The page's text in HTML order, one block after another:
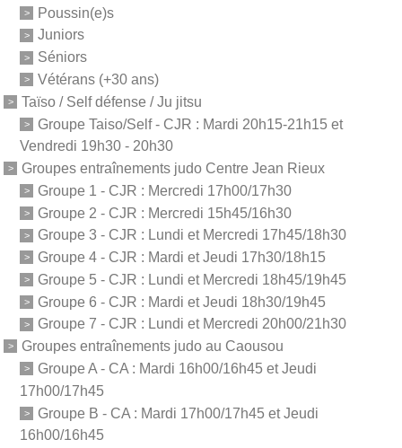
Poussin(e)s
Juniors
Séniors
Vétérans (+30 ans)
Taïso / Self défense / Ju jitsu
Groupe Taiso/Self - CJR : Mardi 20h15-21h15 et
Vendredi 19h30 - 20h30
Groupes entraînements judo Centre Jean Rieux
Groupe 1 - CJR : Mercredi 17h00/17h30
Groupe 2 - CJR : Mercredi 15h45/16h30
Groupe 3 - CJR : Lundi et Mercredi 17h45/18h30
Groupe 4 - CJR : Mardi et Jeudi 17h30/18h15
Groupe 5 - CJR : Lundi et Mercredi 18h45/19h45
Groupe 6 - CJR : Mardi et Jeudi 18h30/19h45
Groupe 7 - CJR : Lundi et Mercredi 20h00/21h30
Groupes entraînements judo au Caousou
Groupe A - CA : Mardi 16h00/16h45 et Jeudi
17h00/17h45
Groupe B - CA : Mardi 17h00/17h45 et Jeudi
16h00/16h45